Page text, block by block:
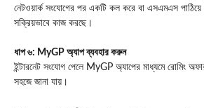
নেটওয়ার্ক সংযোগের পর একটি কল করে বা এসএমএস পাঠিয়ে
সক্রিয়ভাবে কাজ করছে।
ধাপ ৬: MyGP অ্যাপ ব্যবহার করুন
ইন্টারনেট সংযোগ পেলে MyGP অ্যাপের মাধ্যমে রোমিং
সহজে জানা যায়।